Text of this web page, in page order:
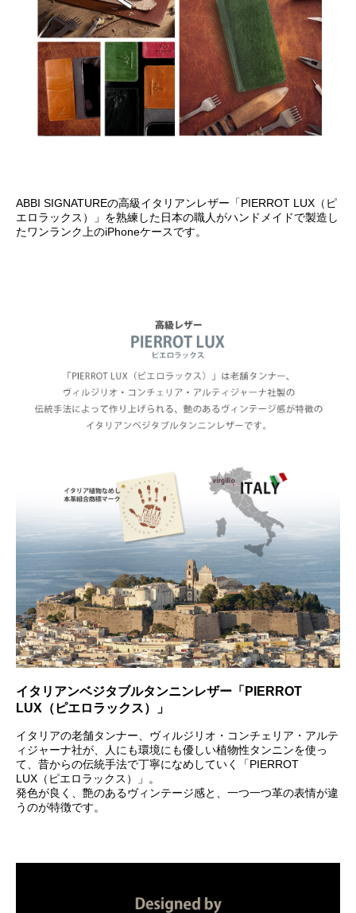
ABBI SIGNATUREの高級イタリアンレザー「PIERROT LUX（ピ
エロラックス）」を熟練した日本の職人がハンドメイドで製造し
たワンランク上のiPhoneケースです。
イタリアンベジタブルタンニンレザー「PIERROT
LUX（ピエロラックス）」
イタリアの老舗タンナー、ヴィルジリオ・コンチェリア・アルテ
ィジャーナ社が、人にも環境にも優しい植物性タンニンを使っ
て、昔からの伝統手法で丁寧になめしていく「PIERROT
LUX（ピエロラックス）」。
発色が良く、艶のあるヴィンテージ感と、一つ一つ革の表情が違
うのが特徴です。